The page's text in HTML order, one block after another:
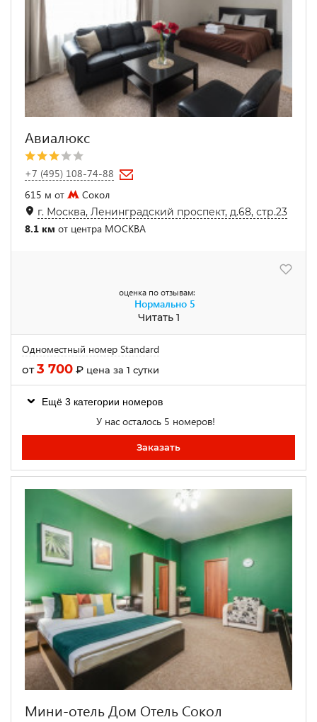
Авиалюкс
+7 (495) 108-74-88
615 м от
Сокол
г. Москва, Ленинградский проспект, д.68, стр.23
8.1 км от центра МОСКВА
оценка по отзывам:
Нормально 5
Читать 1
Одноместный номер Standard
от3 700 ₽ цена за 1 сутки
Ещё 3 категории номеров
У нас осталось 5 номеров!
Заказать
Мини-отель Дом Отель Сокол